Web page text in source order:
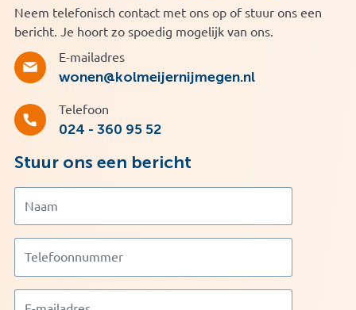
Neem telefonisch contact met ons op of stuur ons een
bericht. Je hoort zo spoedig mogelijk van ons.
E-mailadres
wonen@kolmeijernijmegen.nl
Telefoon
024 - 360 95 52
Stuur ons een bericht